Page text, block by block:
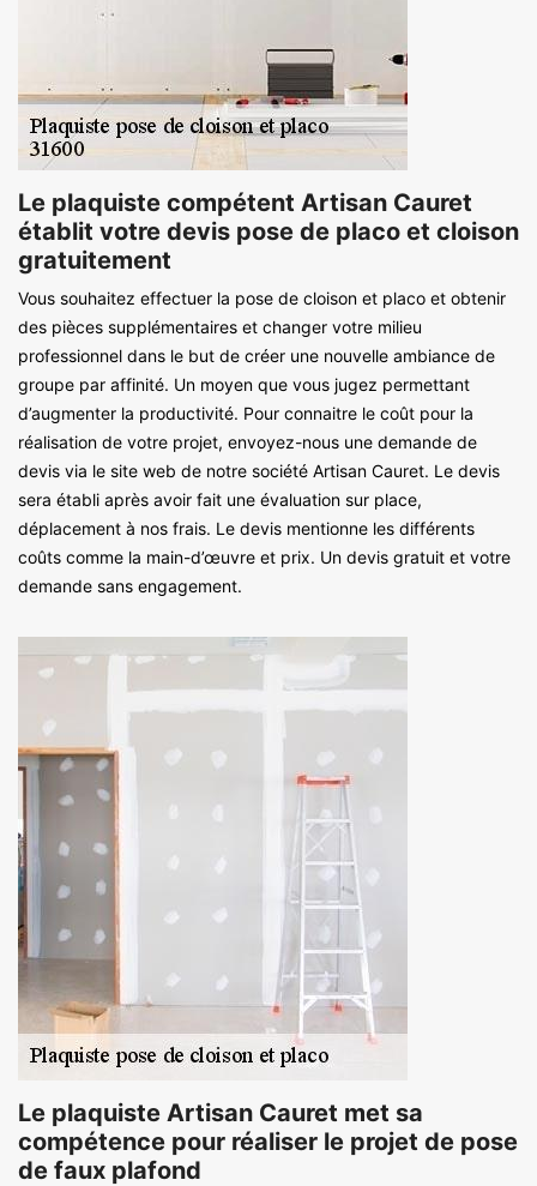
Le plaquiste compétent Artisan Cauret
établit votre devis pose de placo et cloison
gratuitement
Vous souhaitez effectuer la pose de cloison et placo et obtenir
des pièces supplémentaires et changer votre milieu
professionnel dans le but de créer une nouvelle ambiance de
groupe par affinité. Un moyen que vous jugez permettant
d’augmenter la productivité. Pour connaitre le coût pour la
réalisation de votre projet, envoyez-nous une demande de
devis via le site web de notre société Artisan Cauret. Le devis
sera établi après avoir fait une évaluation sur place,
déplacement à nos frais. Le devis mentionne les différents
coûts comme la main-d’œuvre et prix. Un devis gratuit et votre
demande sans engagement.
Le plaquiste Artisan Cauret met sa
compétence pour réaliser le projet de pose
de faux plafond